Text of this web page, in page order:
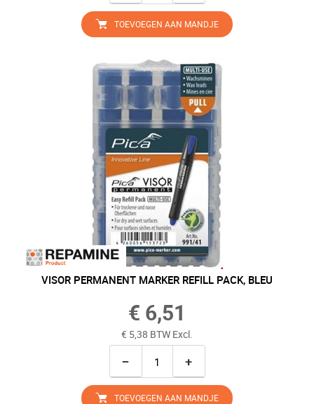
TOEVOEGEN AAN MANDJE
VISOR PERMANENT MARKER REFILL PACK, BLEU
€ 6,51
€ 5,38 BTW Excl.
− +
TOEVOEGEN AAN MANDJE